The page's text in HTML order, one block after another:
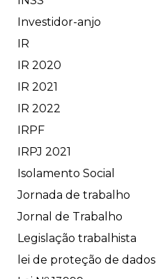
Investidor-anjo
IR
IR 2020
IR 2021
IR 2022
IRPF
IRPJ 2021
Isolamento Social
Jornada de trabalho
Jornal de Trabalho
Legislação trabalhista
lei de proteção de dados